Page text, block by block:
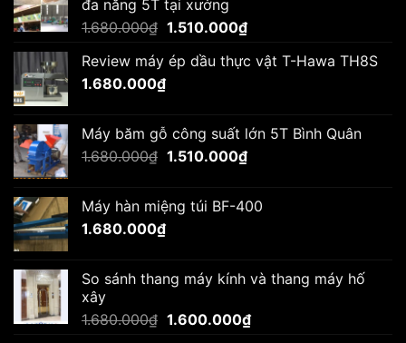
đa năng 5T tại xưởng
1.680.000₫ Giá
là:
1.680.000₫.
1.510.000₫Giá
tại
Review máy ép dầu thực vật T-Hawa TH8S
1.680.000₫
Máy băm gỗ công suất lớn 5T Bình Quân
1.680.000₫ Giá
1.680.000₫.
1.510.000₫Giá
là:
Máy hàn miệng túi BF-400
1.680.000₫
So sánh thang máy kính và thang máy hố
xây
1.680.000₫ Giá
1.600.000₫Giá